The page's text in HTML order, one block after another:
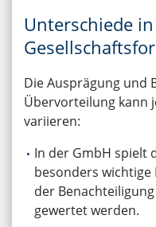
Unterschiede
Die Ausprägung und
Übervorteilung kann
variieren:
In der GmbH spielt
besonders
der
gewertet werden.